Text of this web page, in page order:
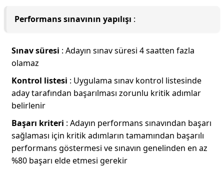
Performans sınavının yapılışı :
Sınav süresi : Adayın sınav süresi 4 saatten fazla
olamaz
Kontrol listesi : Uygulama sınav kontrol listesinde
aday tarafından başarılması zorunlu kritik adımlar
belirlenir
Başarı kriteri : Adayın performans sınavından başarı
sağlaması için kritik adımların tamamından başarılı
performans göstermesi ve sınavın genelinden en az
%80 başarı elde etmesi gerekir